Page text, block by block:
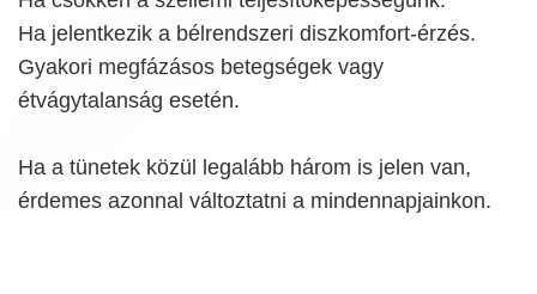
Ha jelentkezik a bélrendszeri diszkomfort-érzés.
Gyakori megfázásos betegségek vagy
étvágytalanság esetén.
Ha a tünetek közül legalább három is jelen van,
érdemes azonnal változtatni a mindennapjainkon.